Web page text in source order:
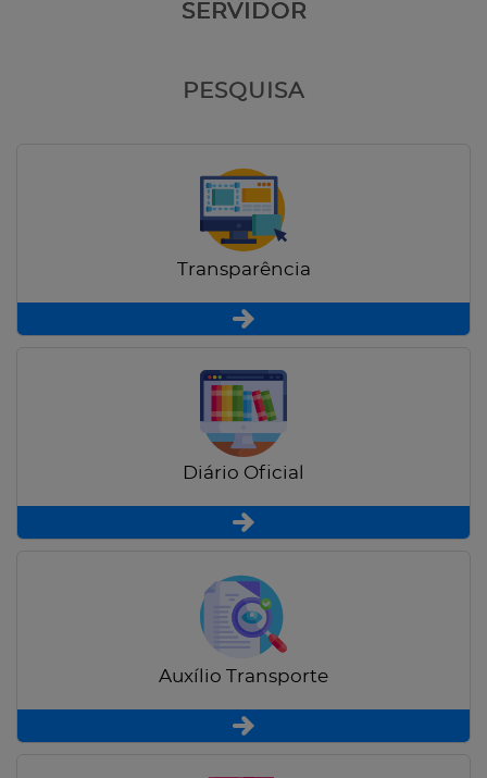
SERVIDOR
PESQUISA
Transparência
Diário Oficial
Auxílio Transporte